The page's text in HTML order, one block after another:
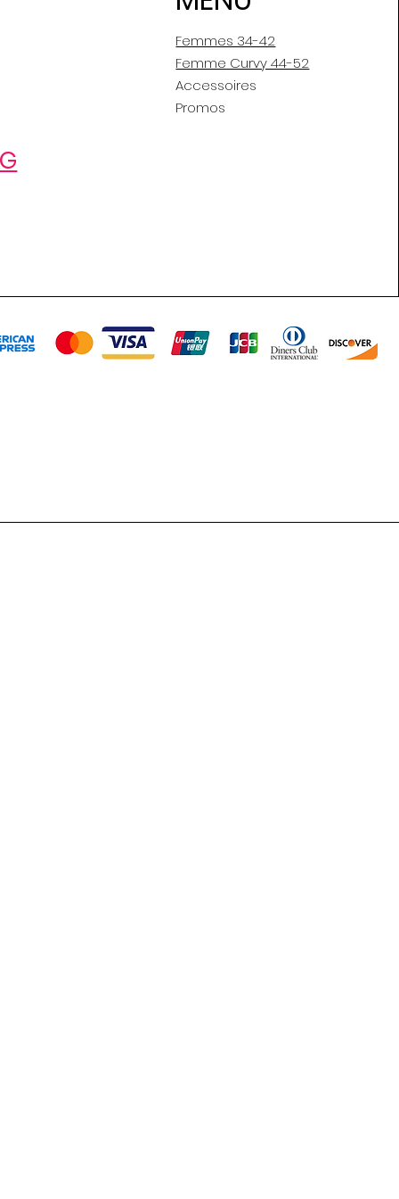
Femmes 34-42
Femme Curvy 44-52
Accessoires
Promos